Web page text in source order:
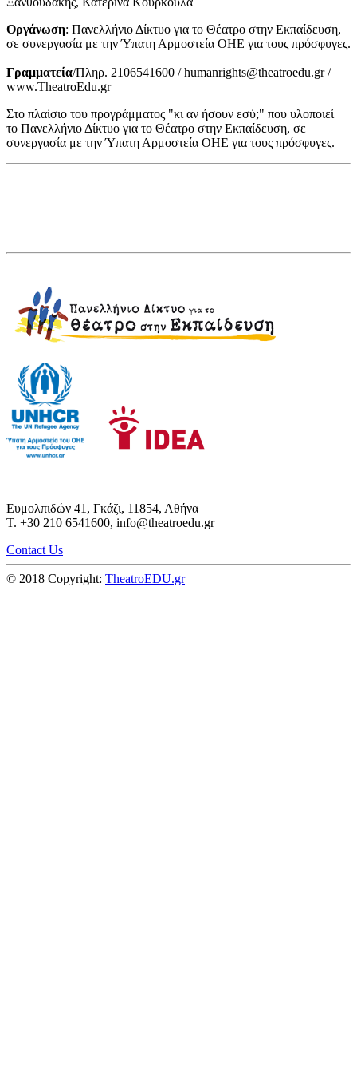
Οργάνωση: Πανελλήνιο Δίκτυο για το Θέατρο στην Εκπαίδευση,
σε συνεργασία με την Ύπατη Αρμοστεία ΟΗΕ για τους πρόσφυγες.
Γραμματεία/Πληρ. 2106541600 / humanrights@theatroedu.gr /
www.TheatroEdu.gr
Στο πλαίσιο του προγράμματος "κι αν ήσουν εσύ;" που υλοποιεί
το Πανελλήνιο Δίκτυο για το Θέατρο στην Εκπαίδευση, σε
συνεργασία με την Ύπατη Αρμοστεία ΟΗΕ για τους πρόσφυγες.
Ευμολπιδών 41, Γκάζι, 11854, Αθήνα
T. +30 210 6541600, info@theatroedu.gr
Contact Us
© 2018 Copyright: TheatroEDU.gr